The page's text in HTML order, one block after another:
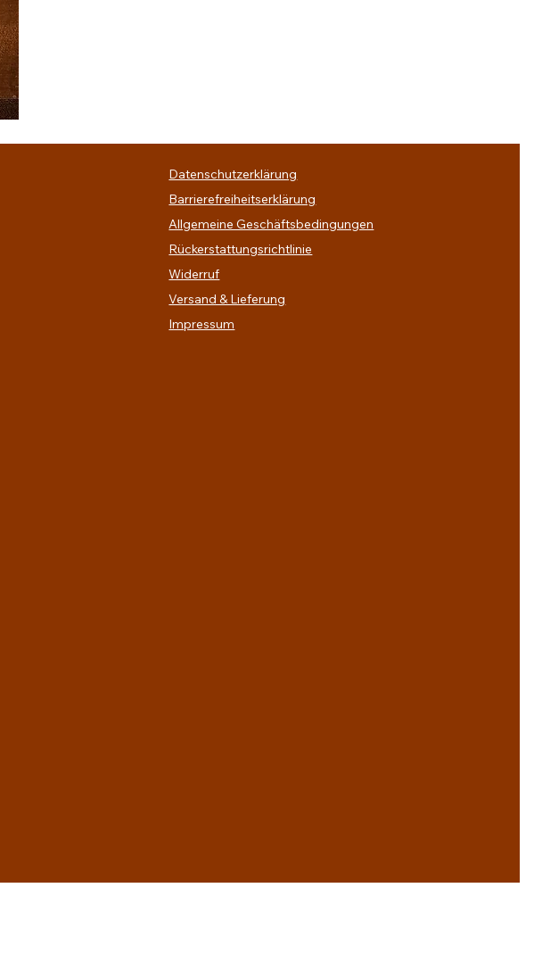
Datenschutzerklärung
Barrierefreiheitserklärung
Allgemeine Geschäftsbedingungen
Rückerstattungsrichtlinie
Widerruf
Versand & Lieferung
Impressum